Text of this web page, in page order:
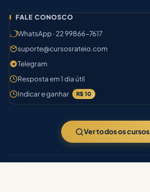
FALE CONOSCO
WhatsApp · 22 99866-7617
suporte@cursosrateio.com
Telegram
Resposta em 1 dia útil
Indicar e ganhar
R$ 10
Ver todos os cursos